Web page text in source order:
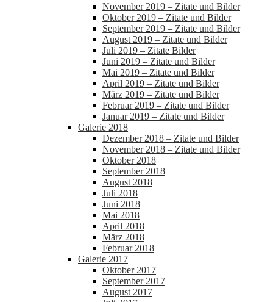
November 2019 – Zitate und Bilder
Oktober 2019 – Zitate und Bilder
September 2019 – Zitate und Bilder
August 2019 – Zitate und Bilder
Juli 2019 – Zitate Bilder
Juni 2019 – Zitate und Bilder
Mai 2019 – Zitate und Bilder
April 2019 – Zitate und Bilder
März 2019 – Zitate und Bilder
Februar 2019 – Zitate und Bilder
Januar 2019 – Zitate und Bilder
Galerie 2018
Dezember 2018 – Zitate und Bilder
November 2018 – Zitate und Bilder
Oktober 2018
September 2018
August 2018
Juli 2018
Juni 2018
Mai 2018
April 2018
März 2018
Februar 2018
Galerie 2017
Oktober 2017
September 2017
August 2017